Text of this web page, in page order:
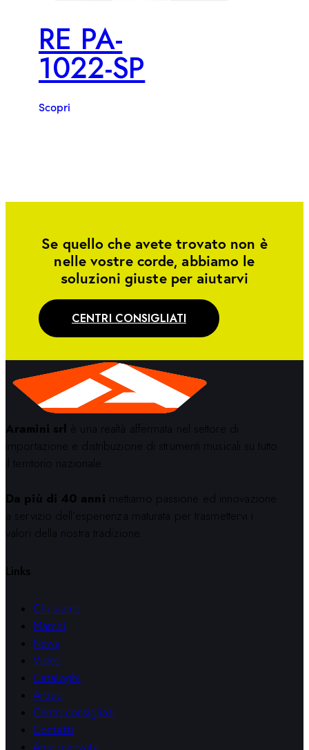
RE PA-
1022-SP
Scopri
Se quello che avete trovato non è
nelle vostre corde, abbiamo le
soluzioni giuste per aiutarvi
CENTRI CONSIGLIATI
Aramini srl è una realtà affermata nel settore di
importazione e distribuzione di strumenti musicali su tutto
il territorio nazionale.
Da più di 40 anni mettiamo passione ed innovazione
a servizio dell’esperienza maturata per trasmettervi i
valori della nostra tradizione.
Links
Chi siamo
Marchi
News
Video
Cataloghi
Artisti
Centri consigliati
Contatti
Area riservata